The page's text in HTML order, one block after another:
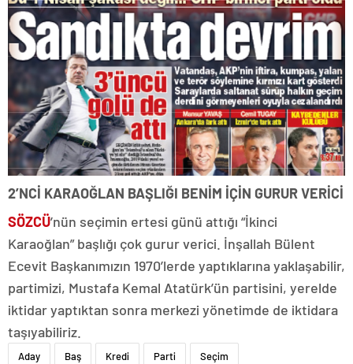
2’NCİ KARAOĞLAN BAŞLIĞI BENİM İÇİN GURUR VERİCİ
SÖZCÜ’nün seçimin ertesi günü attığı “İkinci
Karaoğlan” başlığı çok gurur verici. İnşallah Bülent
Ecevit Başkanımızın 1970’lerde yaptıklarına yaklaşabilir,
partimizi, Mustafa Kemal Atatürk’ün partisini, yerelde
iktidar yaptıktan sonra merkezi yönetimde de iktidara
taşıyabiliriz.
Aday Baş Kredi Parti Seçim